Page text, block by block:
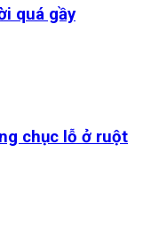
quá gầy
chục lỗ ở ruột